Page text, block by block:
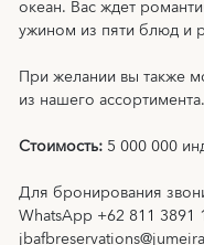
океан. Вас ждет
ужином из пяти блюд и
При желании вы также
из нашего ассортимента.
Стоимость: 5 000 000
Для бронирования
WhatsApp +62 811 3891